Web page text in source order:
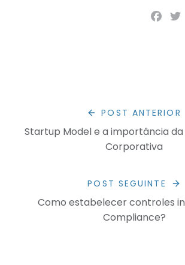
POST ANTERIOR
Startup Model e a importância
Corporativa
POST SEGUINTE
Como estabelecer controles
Compliance?